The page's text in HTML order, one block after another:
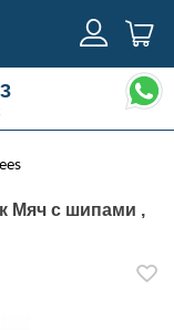
Мяч с шипами ,